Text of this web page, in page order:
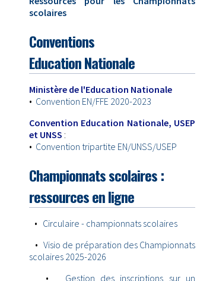
scolaires
Conventions
Education Nationale
Ministère de l'Education Nationale
• Convention EN/FFE 2020-2023
Convention Education Nationale, USEP
et UNSS :
• Convention tripartite EN/UNSS/USEP
Championnats scolaires :
ressources en ligne
• Circulaire - championnats scolaires
•Visio de préparation des Championnats
scolaires 2025-2026
• Gestion des inscriptions sur un